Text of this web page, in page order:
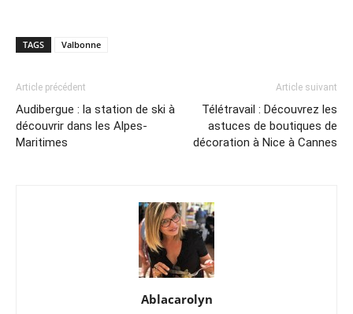
TAGS Valbonne
Article précédent
Audibergue : la station de ski à
découvrir dans les Alpes-
Maritimes
Article suivant
Télétravail : Découvrez les
astuces de boutiques de
décoration à Nice à Cannes
Ablacarolyn